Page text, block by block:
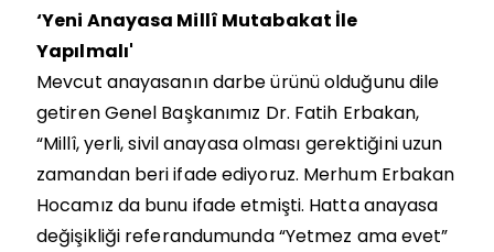
‘Yeni Anayasa Millî Mutabakat İle
Yapılmalı'
Mevcut anayasanın darbe ürünü olduğunu dile
getiren Genel Başkanımız Dr. Fatih Erbakan,
“Millî, yerli, sivil anayasa olması gerektiğini uzun
zamandan beri ifade ediyoruz. Merhum Erbakan
Hocamız da bunu ifade etmişti. Hatta anayasa
değişikliği referandumunda “Yetmez ama evet”